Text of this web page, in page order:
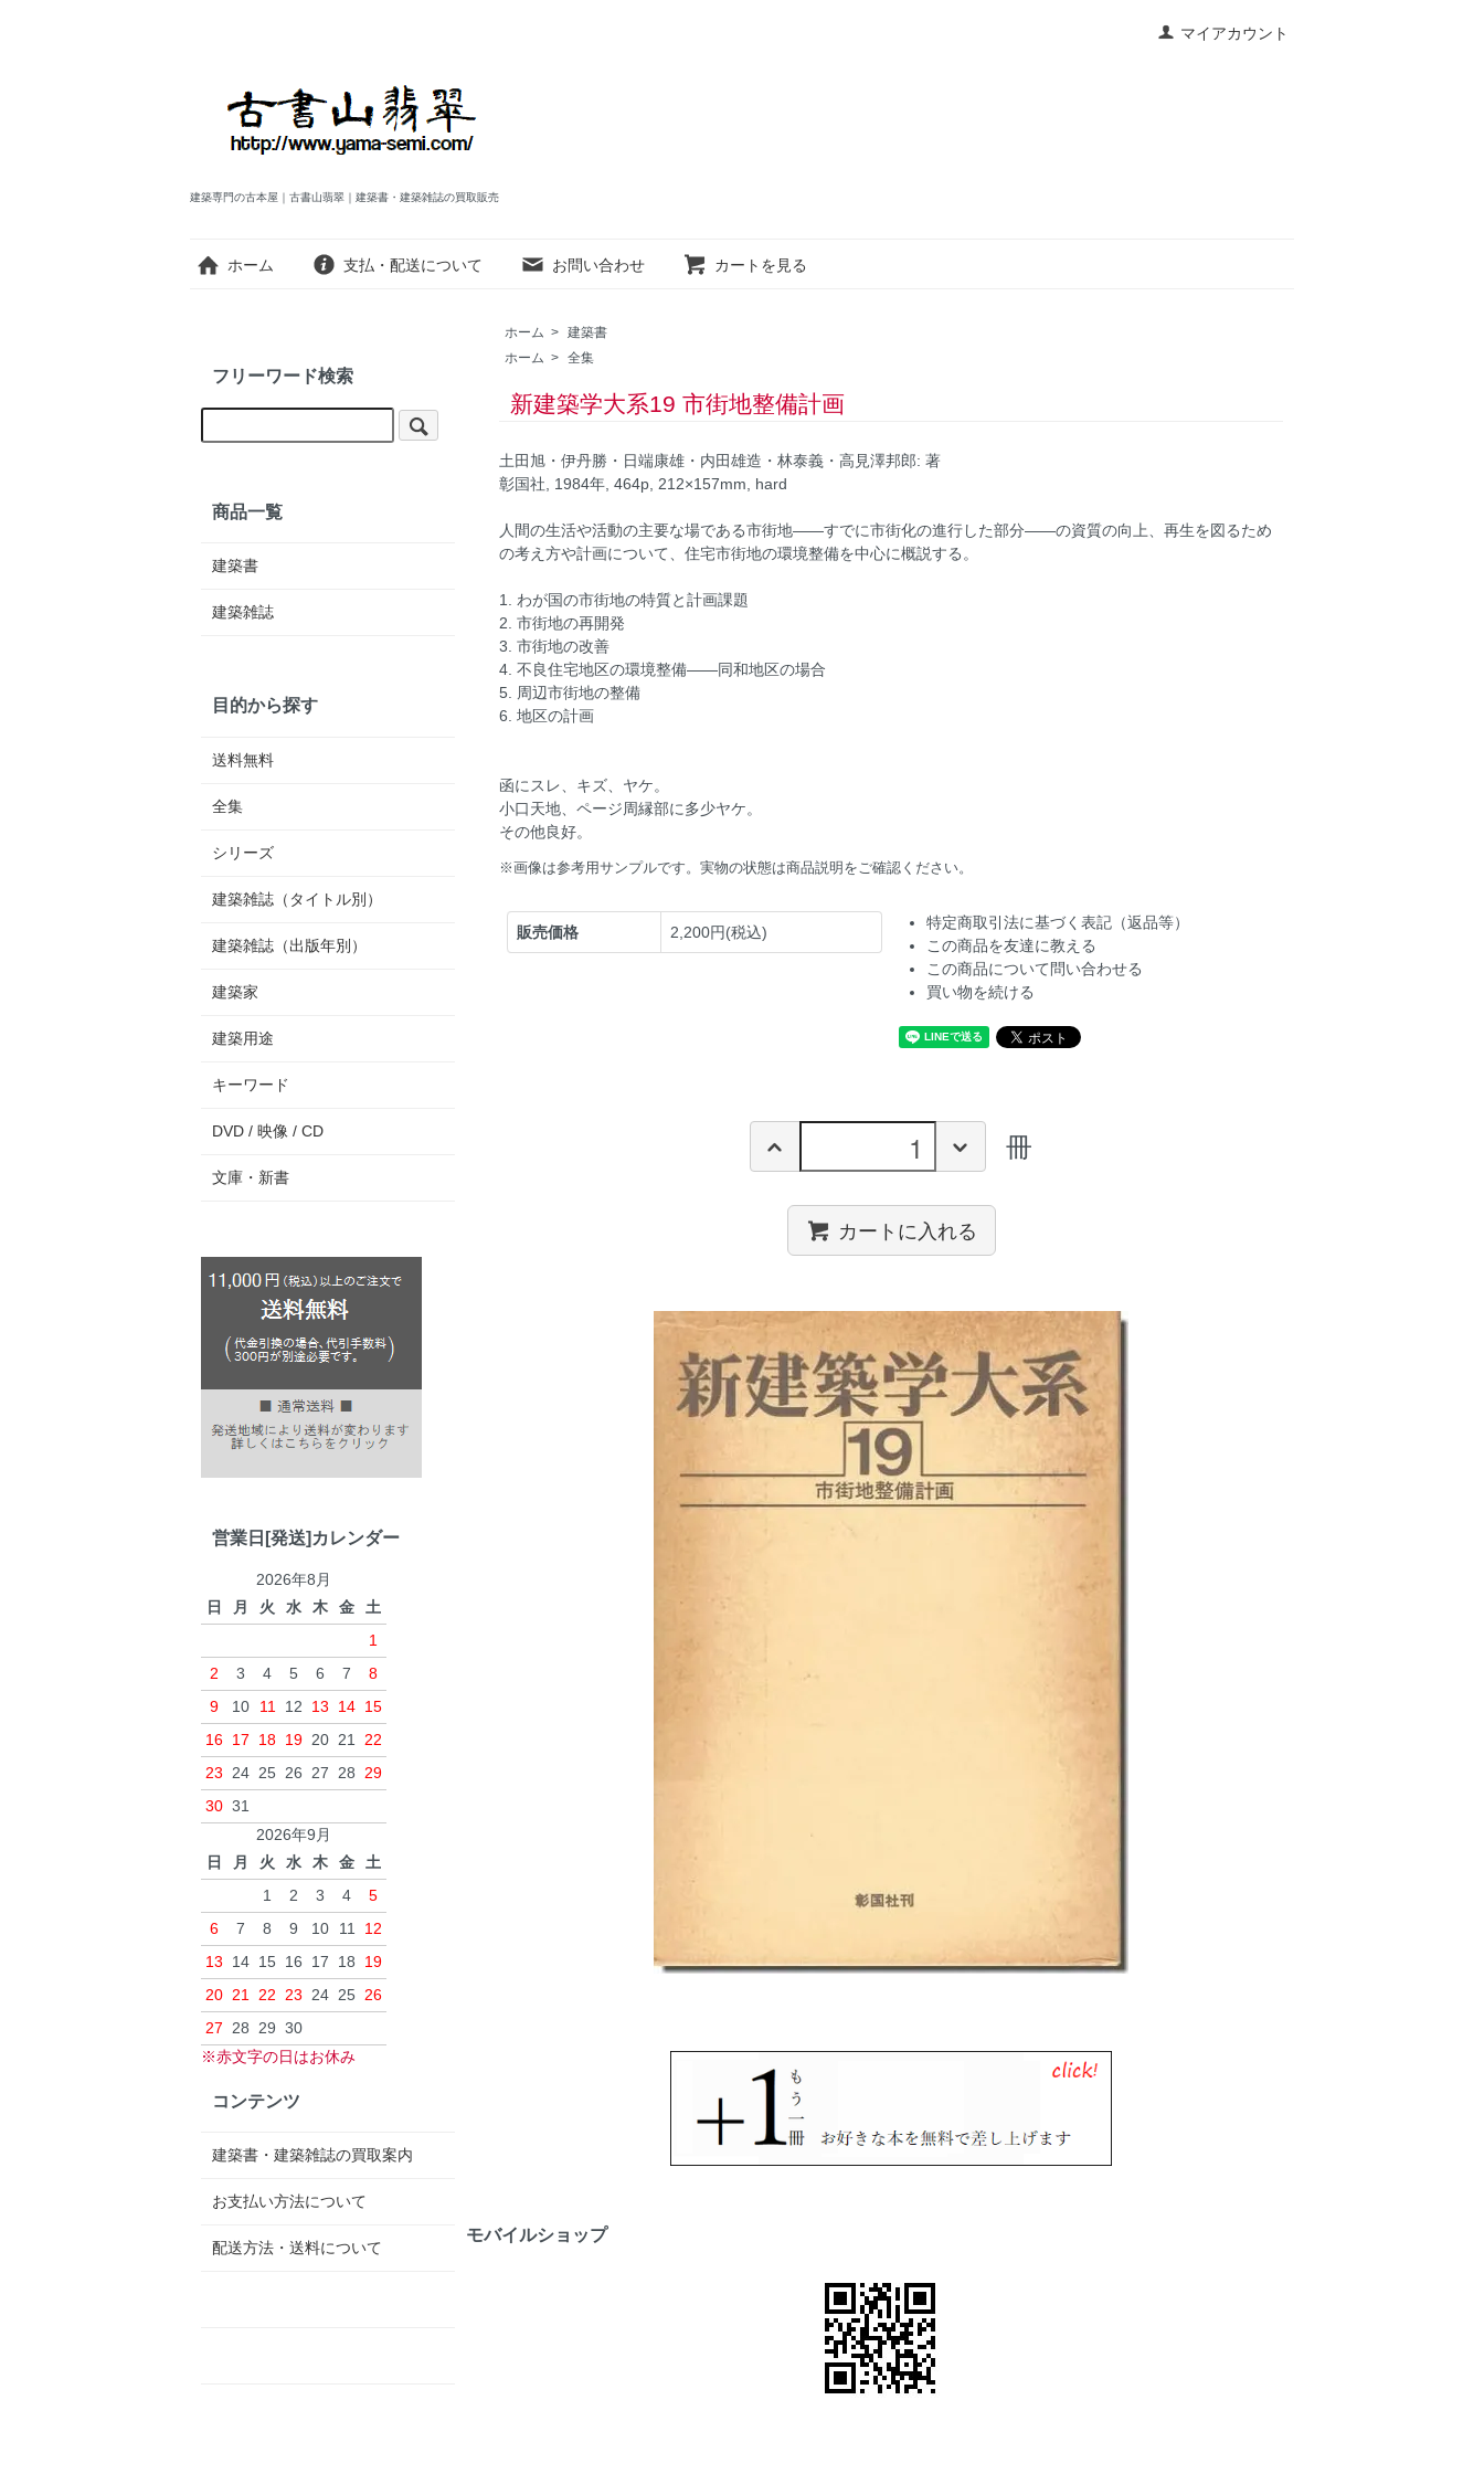
マイアカウント
建築専門の古本屋｜古書山翡翠｜建築書・建築雑誌の買取販売
ホーム 支払・配送について お問い合わせ カートを見る
ホーム > 建築書
ホーム > 全集
新建築学大系19 市街地整備計画
土田旭・伊丹勝・日端康雄・内田雄造・林泰義・高見澤邦郎: 著
彰国社, 1984年, 464p, 212×157mm, hard
人間の生活や活動の主要な場である市街地――すでに市街化の進行した部分――の資質の向上、再生を図るため
の考え方や計画について、住宅市街地の環境整備を中心に概説する。
1. わが国の市街地の特質と計画課題
2. 市街地の再開発
3. 市街地の改善
4. 不良住宅地区の環境整備――同和地区の場合
5. 周辺市街地の整備
6. 地区の計画
函にスレ、キズ、ヤケ。
小口天地、ページ周縁部に多少ヤケ。
その他良好。
※画像は参考用サンプルです。実物の状態は商品説明をご確認ください。
販売価格 2,200円(税込)
特定商取引法に基づく表記（返品等）
この商品を友達に教える
この商品について問い合わせる
買い物を続ける
冊
カートに入れる
フリーワード検索
商品一覧
建築書
建築雑誌
目的から探す
送料無料
全集
シリーズ
建築雑誌（タイトル別）
建築雑誌（出版年別）
建築家
建築用途
キーワード
DVD / 映像 / CD
文庫・新書
営業日[発送]カレンダー
2026年8月
日
月 火 水 木 金
土
1
2
3 4 5 6 7
8
9
10 11 12 13 14 15
16 17 18 19 20 21 22
23 24 25 26 27 28 29
30 31
2026年9月
日
月 火 水 木 金
土
1
2 3 4
5
6
7 8 9 10 11
12
13
14 15 16 17 18
19
20 21 22 23 24 25 26
27 28 29 30
※赤文字の日はお休み
コンテンツ
建築書・建築雑誌の買取案内
お支払い方法について
配送方法・送料について
モバイルショップ